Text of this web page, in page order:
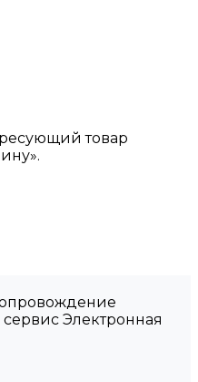
товар
Электронная